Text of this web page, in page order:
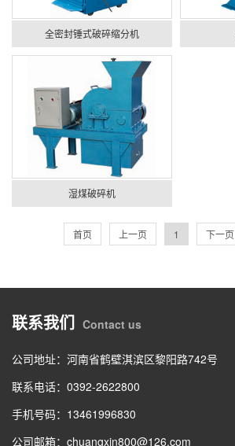
全密封锤式破碎缩分机
湿煤破碎机
首页 上一页 1 下一页
联系我们 Contact us
公司地址：河南省鹤壁淇滨区黎阳路742号
联系电话：0392-2622800
手机号码：13461996830
公司邮箱：chuangxin800@126.com